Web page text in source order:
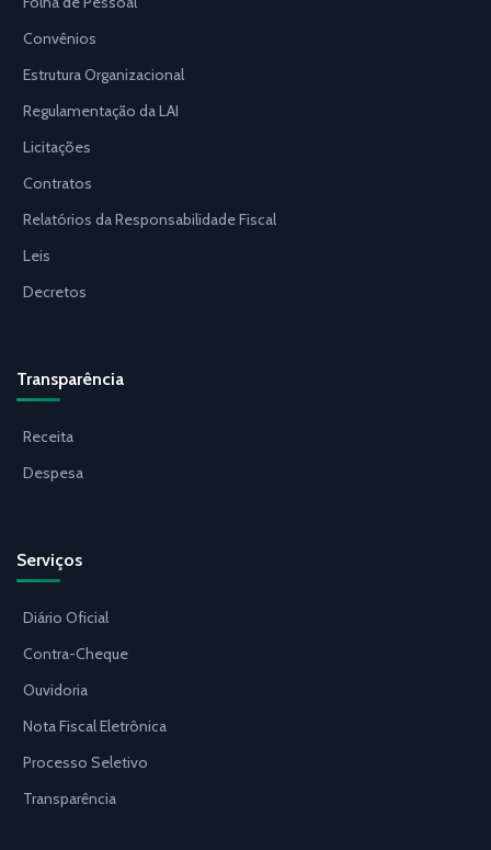
Convênios
Estrutura Organizacional
Regulamentação da LAI
Licitações
Contratos
Relatórios da Responsabilidade Fiscal
Leis
Decretos
Transparência
Receita
Despesa
Serviços
Diário Oficial
Contra-Cheque
Ouvidoria
Nota Fiscal Eletrônica
Processo Seletivo
Transparência